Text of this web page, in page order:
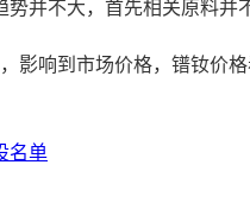
不大，首先相关原料并
响到市场价格，镨钕价格
名单